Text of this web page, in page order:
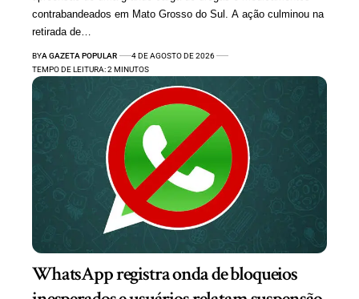
contrabandeados em Mato Grosso do Sul. A ação culminou na
retirada de…
BYA GAZETA POPULAR
4 DE AGOSTO DE 2026
TEMPO DE LEITURA: 2 MINUTOS
WhatsApp registra onda de bloqueios